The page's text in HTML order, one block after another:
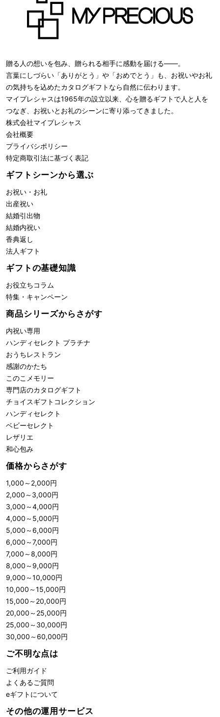
贈る人の想いを包み、贈られる相手に感動を届ける――。
言葉にしづらい「ありがとう」や「おめでとう」も、お祝いやお礼
の気持ちを込めたカタログギフトなら自然に伝わります。
マイプレシャスは1965年の設立以来、心を贈るギフトで人と人を
つなぎ、お祝いとお礼のシーンに寄り添ってきました。
株式会社マイプレシャス
会社概要
プライバシポリシー
特定商取引法に基づく表記
ギフトシーンから選ぶ
お祝い・お礼
出産祝い
結婚引出物
結婚内祝い
香典返し
法人ギフト
ギフトの基礎知識
お役立ちコラム
特集・キャンペーン
商品シリーズからさがす
内祝い専用
ハンディセレクト プラチナ
おうちレストラン
感謝のかたち
このこメモリー
専門店のカタログギフト
チョイスギフトコレクション
ハンディセレクト
ベビーセレクト
レザリエ
和心包み
価格からさがす
1,000 ～ 2,000円
2,000 ～ 3,000円
3,000 ～4,000円
4,000 ～ 5,000円
5,000 ～ 6,000円
6,000 ～7,000円
7,000 ～8,000円
8,000 ～ 9,000円
9,000 ～10,000円
10,000 ～15,000円
15,000 ～ 20,000円
20,000 ～ 25,000円
25,000 ～ 30,000円
30,000 ～ 60,000円
ご不明な点は
ご利用ガイド
よくあるご質問
eギフトについて
その他の運用サービス